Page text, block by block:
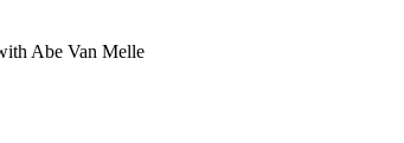
Abe Van Melle